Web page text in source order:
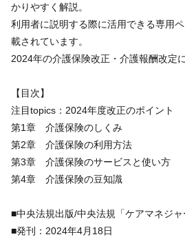
かりやすく解説。
利用者に説明する際に活用できる専用
載されています。
2024年の介護保険改正・介護報酬改定
【目次】
注目topics：2024年度改正のポイント
第1章 介護保険のしくみ
第2章 介護保険の利用方法
第3章 介護保険のサービスと使い方
第4章 介護保険の豆知識
■中央法規出版/中央法規「ケアマネジャ
■発刊：2024年4月18日